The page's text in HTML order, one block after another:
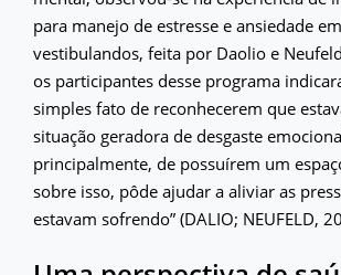
para manejo de estresse e ansiedade em
vestibulandos, feita por Daolio e
os participantes desse programa
simples fato de reconhecerem que
situação geradora de desgaste
principalmente, de possuírem um
sobre isso, pôde ajudar a aliviar as
estavam sofrendo” (DALIO; NEUFELD,